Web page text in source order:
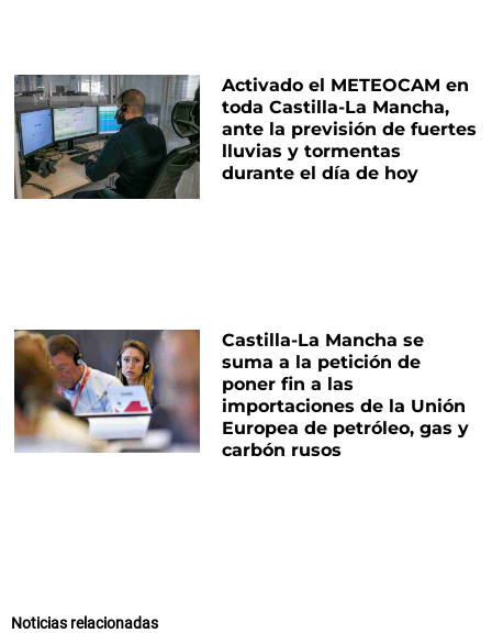
Activado el METEOCAM en
toda Castilla-La Mancha,
ante la previsión de fuertes
lluvias y tormentas
durante el día de hoy
Castilla-La Mancha se
suma a la petición de
poner fin a las
importaciones de la Unión
Europea de petróleo, gas y
carbón rusos
Noticias relacionadas